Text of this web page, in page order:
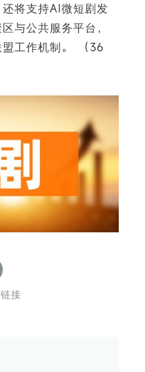
将支持AI微短剧发
与公共服务平台，
工作机制。 （36
接